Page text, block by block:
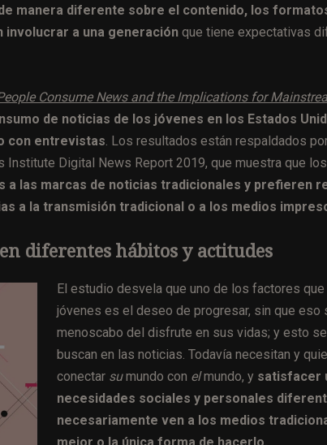
manera diferente sobre el contenido, los
involucrar a una generación que tiene expectativas
Consume News and the Implications for
de noticias de los jóvenes en los Estados
con entrevistas. Los resultados están respaldados
Institute Digital News Report 2019, que muestra que los
a las marcas de noticias tradicionales y prefieren
a la transmisión tradicional o a los medios
diferentes hábitos y actitudes
El estudio desvela que uno de los factores
jóvenes es el deseo de progresar, sin que eso
menoscabo del disfrute en sus vidas; y esto
buscan en las noticias. Todavía necesitan y
conectar sumundo con elmundo, y satisfacer
necesidades sociales y personales
necesariamente ven a los medios